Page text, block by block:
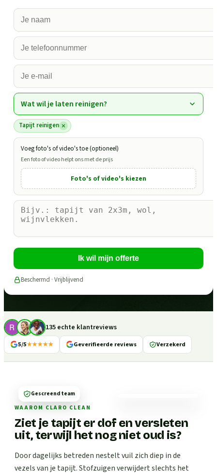
Wat wil je laten reinigen?
Tapijt reinigen
Voeg foto's of video's toe (optioneel)
Een foto of video helpt ons met de prijs
Foto's of video's kiezen
Ik wil mijn offerte
Beschermd · Vrijblijvend
135 echte klantreviews
5/5★★★★★ Geverifieerde reviews Verzekerd
WAAROM CLARO CLEAN
Ziet je tapijt er dof en versleten
uit, terwijl het nog niet oud is?
Door dagelijks betreden nestelt vuil zich diep in de
vezels van je tapijt. Stofzuigen verwijdert slechts het
Gescreend team